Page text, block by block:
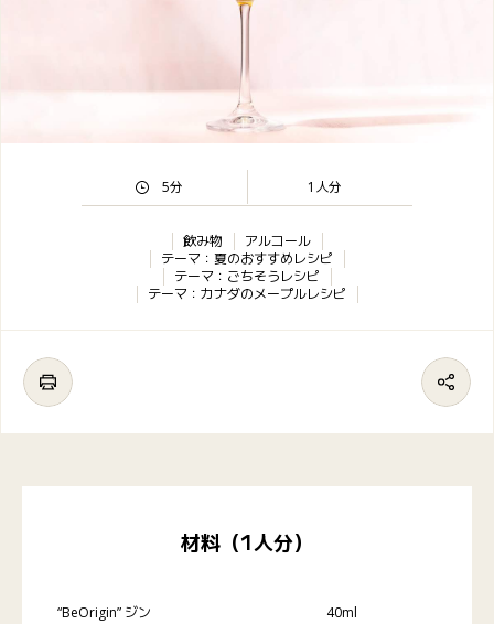
5分 1人分
飲み物
アルコール
テーマ：夏のおすすめレシピ
テーマ：ごちそうレシピ
テーマ：カナダのメープルレシピ
材料（1人分）
“BeOrigin” ジン 40ml